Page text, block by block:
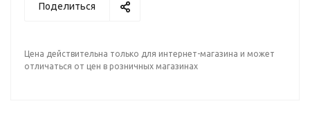
Поделиться
Цена действительна только для интернет-магазина и может
отличаться от цен в розничных магазинах